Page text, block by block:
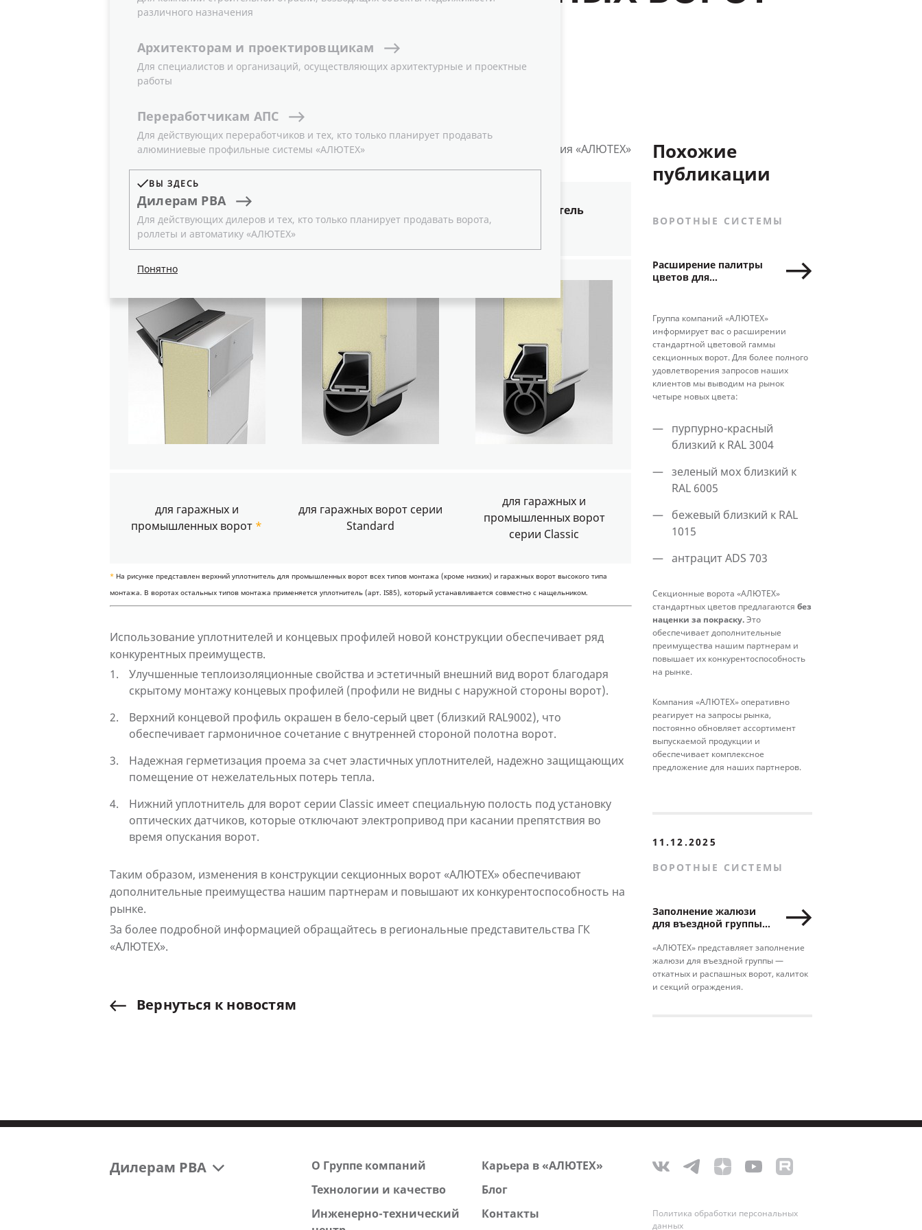
различного назначения
Архитекторам и проектировщикам
Для специалистов и организаций, осуществляющих архитектурные и проектные
работы
Переработчикам АПС
Для действующих переработчиков и тех, кто только планирует продавать
алюминиевые профильные системы «АЛЮТЕХ»
ВЫ ЗДЕСЬ
Дилерам РВА
Для действующих дилеров и тех, кто только планирует продавать ворота,
роллеты и автоматику «АЛЮТЕХ»
Понятно
«АЛЮТЕХ»
Для улучшения теплоизоляционных характеристик и внешнего вида ворот компания «АЛЮТЕХ»
разработала новую конструкцию концевых профилей и уплотнительных вставок.
Верхний концевой
профиль и уплотнитель
Нижний концевой профиль и уплотнитель
для гаражных и
промышленных ворот *
для гаражных ворот серии
Standard
для гаражных и
промышленных ворот
серии Classic
* На рисунке представлен верхний уплотнитель для промышленных ворот всех типов монтажа (кроме низких) и гаражных ворот высокого типа
монтажа. В воротах остальных типов монтажа применяется уплотнитель (арт. IS85), который устанавливается совместно с нащельником.
Использование уплотнителей и концевых профилей новой конструкции обеспечивает ряд
конкурентных преимуществ.
Улучшенные теплоизоляционные свойства и эстетичный внешний вид ворот благодаря
скрытому монтажу концевых профилей (профили не видны с наружной стороны ворот).
Верхний концевой профиль окрашен в бело-серый цвет (близкий RAL9002), что
обеспечивает гармоничное сочетание с внутренней стороной полотна ворот.
Надежная герметизация проема за счет эластичных уплотнителей, надежно защищающих
помещение от нежелательных потерь тепла.
Нижний уплотнитель для ворот серии Classic имеет специальную полость под установку
оптических датчиков, которые отключают электропривод при касании препятствия во
время опускания ворот.
Таким образом, изменения в конструкции секционных ворот «АЛЮТЕХ» обеспечивают
дополнительные преимущества нашим партнерам и повышают их конкурентоспособность на
рынке.
За более подробной информацией обращайтесь в региональные представительства ГК
«АЛЮТЕХ».
Вернуться к новостям
Похожие
публикации
ВОРОТНЫЕ СИСТЕМЫ
Расширение палитры
цветов для
Группа компаний «АЛЮТЕХ»
информирует вас о расширении
стандартной цветовой гаммы
секционных ворот. Для более полного
удовлетворения запросов наших
клиентов мы выводим на рынок
четыре новых цвета:
пурпурно-красный
близкий к RAL 3004
зеленый мох близкий к
RAL 6005
бежевый близкий к RAL
1015
антрацит ADS 703
Секционные ворота «АЛЮТЕХ»
стандартных цветов предлагаются без
наценки за покраску.Это
обеспечивает дополнительные
преимущества нашим партнерам и
повышает их конкурентоспособность
на рынке.
Компания «АЛЮТЕХ» оперативно
реагирует на запросы рынка,
постоянно обновляет ассортимент
выпускаемой продукции и
обеспечивает комплексное
предложение для наших партнеров.
11.12.2025
ВОРОТНЫЕ СИСТЕМЫ
Заполнение жалюзи
для въездной группы
«АЛЮТЕХ» представляет заполнение
жалюзи для въездной группы —
откатных и распашных ворот, калиток
и секций ограждения.
Дилерам РВА
О Группе компаний
Технологии и качество
Инженерно-технический
Карьера в «АЛЮТЕХ»
Блог
Контакты
Политика обработки персональных
данных